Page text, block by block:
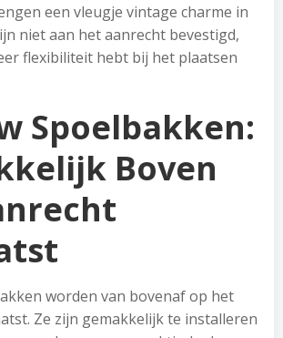
een vleugje vintage charme in
niet aan het aanrecht bevestigd,
flexibiliteit hebt bij het plaatsen
Spoelbakken:
Boven
worden van bovenaf op het
Ze zijn gemakkelijk te installeren